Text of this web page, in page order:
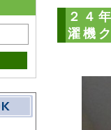
２４
濯機